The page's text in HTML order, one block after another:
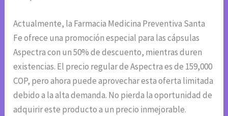
Actualmente, la Farmacia Medicina Preventiva Santa
Fe ofrece una promoción especial para las cápsulas
Aspectra con un 50% de descuento, mientras duren
existencias. El precio regular de Aspectra es de 159,000
COP, pero ahora puede aprovechar esta oferta limitada
debido a la alta demanda. No pierda la oportunidad de
adquirir este producto a un precio inmejorable.